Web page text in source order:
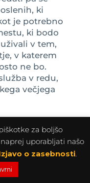
ki
je potrebno
ki bodo
v tem,
v katerem
ne bo.
v redu,
večjega
bi moral
njeni
pomeni, da
delovnika
bi vsakomur
za boljšo
uporabljati našo
o zasebnosti.